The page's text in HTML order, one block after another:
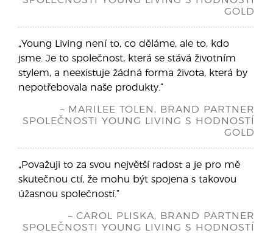
GOLD
„Young Living není to, co děláme, ale to, kdo
jsme. Je to společnost, která se stává životním
stylem, a neexistuje žádná forma života, která by
nepotřebovala naše produkty.“
– MARILEE TOLEN, BRAND PARTNER
SPOLEČNOSTI YOUNG LIVING S HODNOSTÍ
GOLD
„Považuji to za svou největší radost a je pro mě
skutečnou ctí, že mohu být spojena s takovou
úžasnou společností.“
– CAROL PLISKA, BRAND PARTNER
SPOLEČNOSTI YOUNG LIVING S HODNOSTÍ